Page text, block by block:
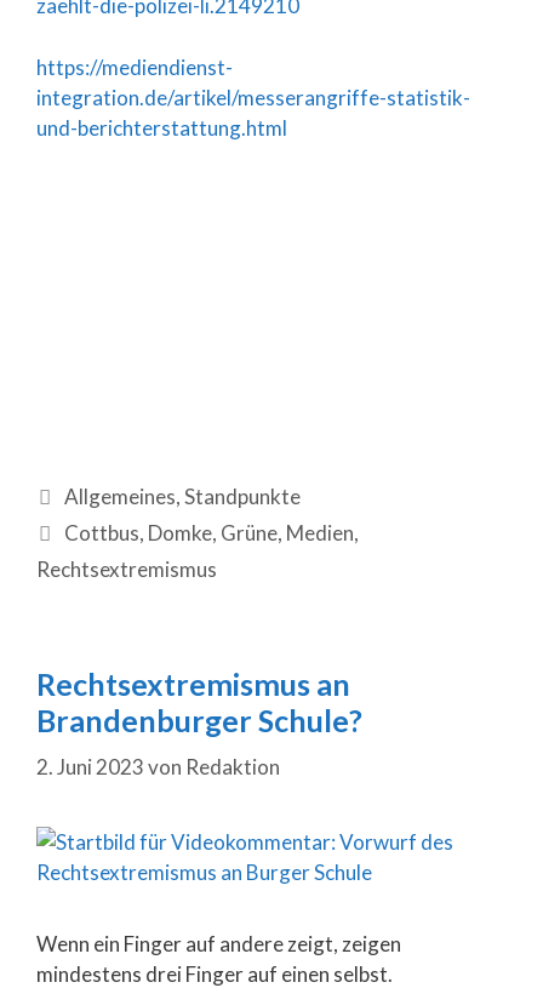
zaehlt-die-polizei-li.2149210
https://mediendienst-
integration.de/artikel/messerangriffe-statistik-
und-berichterstattung.html
Allgemeines,Standpunkte
Cottbus, Domke, Grüne, Medien,
Rechtsextremismus
Rechtsextremismus an
Brandenburger Schule?
2. Juni 2023von Redaktion
Wenn ein Finger auf andere zeigt, zeigen
mindestens drei Finger auf einen selbst.